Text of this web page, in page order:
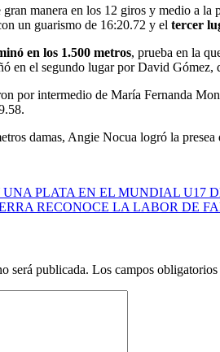
manera en los 12 giros y medio a la
un guarismo de 16:20.72 y el tercer
en los 1.500 metros, prueba en la
en el segundo lugar por David
por intermedio de María Fernanda
damas, Angie Nocua logró la
UNA PLATA EN EL MUNDIAL U17
RECONOCE LA LABOR DE
será publicada. Los campos obligatorios